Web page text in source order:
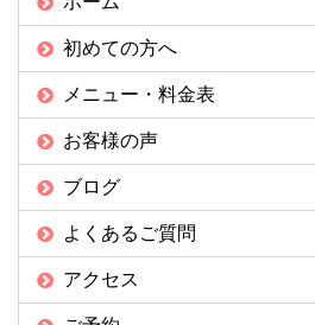
初めての方へ
メニュー・料金表
お客様の声
ブログ
よくあるご質問
アクセス